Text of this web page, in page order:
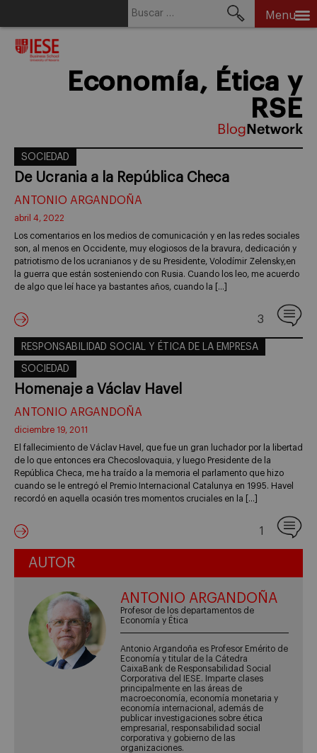
Menu
Economía, Ética y
RSE
SOCIEDAD
De Ucrania a la República Checa
ANTONIO ARGANDOÑA
abril 4, 2022
Los comentarios en los medios de comunicación y en las redes sociales
son, al menos en Occidente, muy elogiosos de la bravura, dedicación y
patriotismo de los ucranianos y de su Presidente, Volodímir Zelensky,en
la guerra que están sosteniendo con Rusia. Cuando los leo, me acuerdo
de algo que leí hace ya bastantes años, cuando la […]
3
RESPONSABILIDAD SOCIAL Y ÉTICA DE LA EMPRESA
SOCIEDAD
Homenaje a Václav Havel
ANTONIO ARGANDOÑA
diciembre 19, 2011
El fallecimiento de Václav Havel, que fue un gran luchador por la libertad
de lo que entonces era Checoslovaquia, y luego Presidente de la
República Checa, me ha traído a la memoria el parlamento que hizo
cuando se le entregó el Premio Internacional Catalunya en 1995. Havel
recordó en aquella ocasión tres momentos cruciales en la […]
1
AUTOR
ANTONIO ARGANDOÑA
Profesor de los departamentos de
Economía y Ética
Antonio Argandoña es Profesor Emérito de
Economía y titular de la Cátedra
CaixaBank de Responsabilidad Social
Corporativa del IESE. Imparte clases
principalmente en las áreas de
macroeconomía, economía monetaria y
economía internacional, además de
publicar investigaciones sobre ética
empresarial, responsabilidad social
corporativa y gobierno de las
organizaciones.